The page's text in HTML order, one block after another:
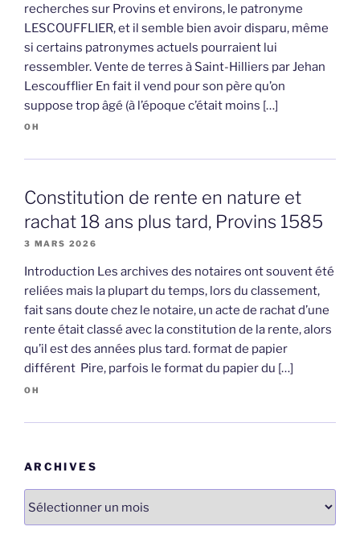
recherches sur Provins et environs, le patronyme
LESCOUFFLIER, et il semble bien avoir disparu, même
si certains patronymes actuels pourraient lui
ressembler. Vente de terres à Saint-Hilliers par Jehan
Lescoufflier En fait il vend pour son père qu’on
suppose trop âgé (à l’époque c’était moins […]
OH
Constitution de rente en nature et
rachat 18 ans plus tard, Provins 1585
3 MARS 2026
Introduction Les archives des notaires ont souvent été
reliées mais la plupart du temps, lors du classement,
fait sans doute chez le notaire, un acte de rachat d’une
rente était classé avec la constitution de la rente, alors
qu’il est des années plus tard. format de papier
différent Pire, parfois le format du papier du […]
OH
ARCHIVES